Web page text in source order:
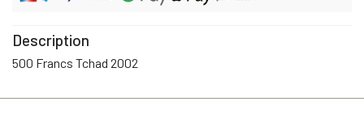
Description
500 Francs Tchad 2002